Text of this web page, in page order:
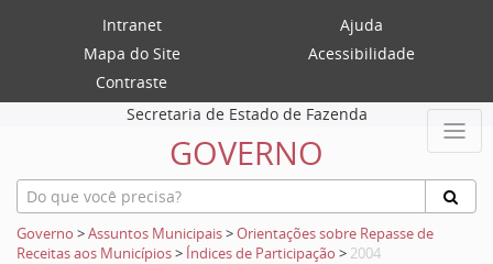
Intranet
Ajuda
Mapa do Site
Acessibilidade
Contraste
Secretaria de Estado de Fazenda
GOVERNO
Governo >Assuntos Municipais>Orientações sobre Repasse de
Receitas aos Municípios> Índices de Participação > 2004